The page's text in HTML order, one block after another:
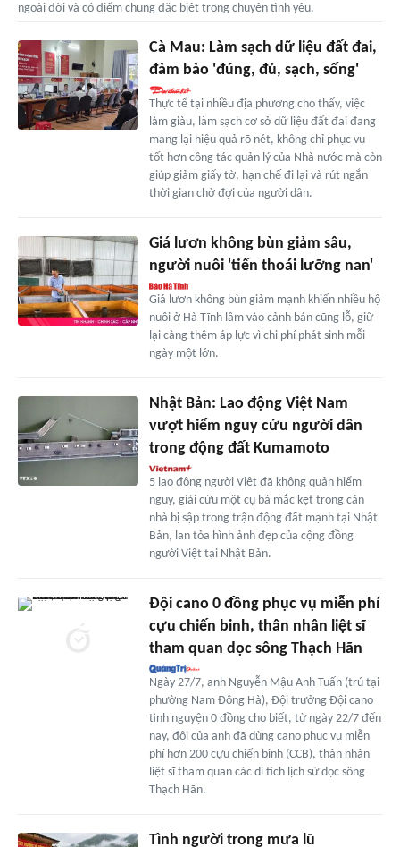
ngoài đời và có điểm chung đặc biệt trong chuyện tình yêu.
Cà Mau: Làm sạch dữ liệu đất đai,
đảm bảo 'đúng, đủ, sạch, sống'
Thực tế tại nhiều địa phương cho thấy, việc
làm giàu, làm sạch cơ sở dữ liệu đất đai đang
mang lại hiệu quả rõ nét, không chỉ phục vụ
tốt hơn công tác quản lý của Nhà nước mà còn
giúp giảm giấy tờ, hạn chế đi lại và rút ngắn
thời gian chờ đợi của người dân.
Giá lươn không bùn giảm sâu,
người nuôi 'tiến thoái lưỡng nan'
Giá lươn không bùn giảm mạnh khiến nhiều hộ
nuôi ở Hà Tĩnh lâm vào cảnh bán cũng lỗ, giữ
lại càng thêm áp lực vì chi phí phát sinh mỗi
ngày một lớn.
Nhật Bản: Lao động Việt Nam
vượt hiểm nguy cứu người dân
trong động đất Kumamoto
5 lao động người Việt đã không quản hiểm
nguy, giải cứu một cụ bà mắc kẹt trong căn
nhà bị sập trong trận động đất mạnh tại Nhật
Bản, lan tỏa hình ảnh đẹp của cộng đồng
người Việt tại Nhật Bản.
Đội cano 0 đồng phục vụ miễn phí
cựu chiến binh, thân nhân liệt sĩ
tham quan dọc sông Thạch Hãn
Ngày 27/7, anh Nguyễn Mậu Anh Tuấn (trú tại
phường Nam Đông Hà), Đội trưởng Đội cano
tình nguyện 0 đồng cho biết, từ ngày 22/7 đến
nay, đội của anh đã dùng cano phục vụ miễn
phí hơn 200 cựu chiến binh (CCB), thân nhân
liệt sĩ tham quan các di tích lịch sử dọc sông
Thạch Hãn.
Tình người trong mưa lũ